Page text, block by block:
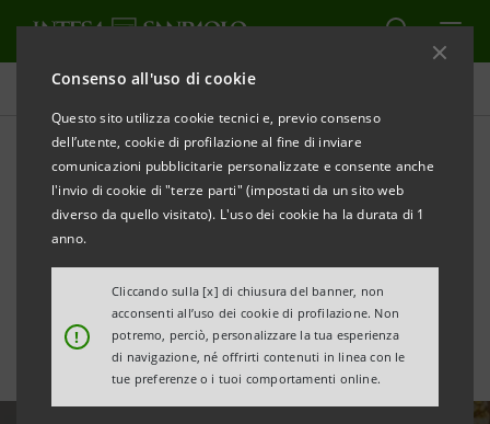
Consenso all'uso di cookie
Questo sito utilizza cookie tecnici e, previo consenso
dell’utente, cookie di profilazione al fine di inviare
comunicazioni pubblicitarie personalizzate e consente anche
l'invio di cookie di "terze parti" (impostati da un sito web
diverso da quello visitato). L'uso dei cookie ha la durata di 1
anno.
!
Cliccando sulla [x] di chiusura del banner, non
acconsenti all’uso dei cookie di profilazione. Non
potremo, perciò, personalizzare la tua esperienza
di navigazione, né offrirti contenuti in linea con le
tue preferenze o i tuoi comportamenti online.
Ultime notizie e approfondimenti
Stakeholder Capitalism
Metrics del World Economic
Forum